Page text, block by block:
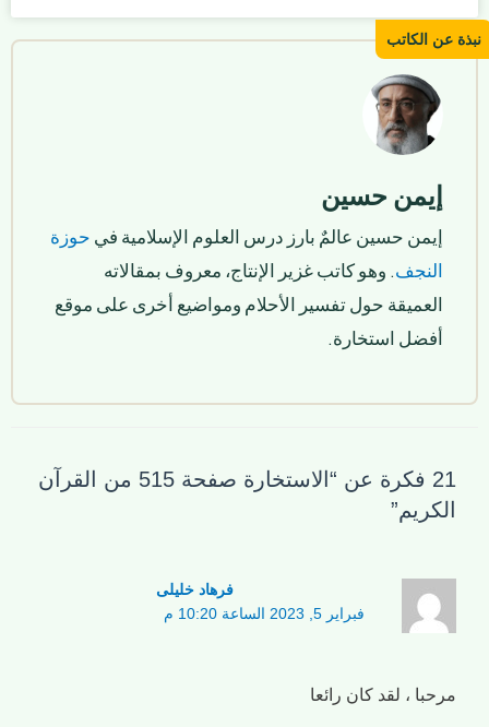
إيمن حسين
إيمن حسين عالمٌ بارز درس العلوم الإسلامية في حوزة
النجف. وهو كاتب غزير الإنتاج، معروف بمقالاته
العميقة حول تفسير الأحلام ومواضيع أخرى على موقع
أفضل استخارة.
21 فكرة عن “الاستخارة صفحة 515 من القرآن
الكريم”
فرهاد خلیلی
فبراير 5, 2023 الساعة 10:20 م
مرحبا ، لقد كان رائعا